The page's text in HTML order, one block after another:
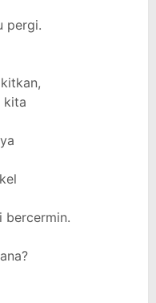
pergi.
kita
bercermin.